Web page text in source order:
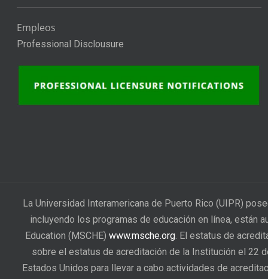
Empleos
Professional Disclousure
La Universidad Interamericana de Puerto Rico (UIPR)
incluyendo los programas de educación en línea, están
Education (MSCHE) www.msche.org. El estatus de
sobre el estatus de acreditación de la Institución el 22
Estados Unidos para llevar a cabo actividades de